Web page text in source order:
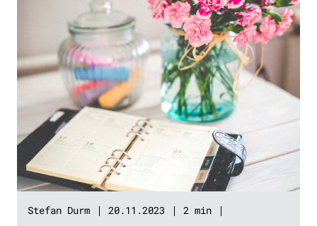
Stefan Durm 20.11.2023 2 min